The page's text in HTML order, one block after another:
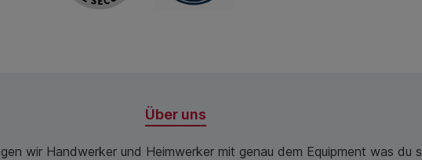
Über uns
wir Handwerker und Heimwerker mit genau dem Equipment was du